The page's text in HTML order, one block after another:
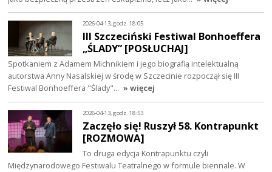
2026-04-13, godz. 18:05
III Szczeciński Festiwal Bonhoeffera
„ŚLADY” [POSŁUCHAJ]
Spotkaniem z Adamem Michnikiem i jego biografią intelektualną
autorstwa Anny Nasalskiej w środę w Szczecinie rozpoczął się III
Festiwal Bonhoeffera "Ślady"… » więcej
2026-04-13, godz. 18:53
Zaczęło się! Ruszył 58. Kontrapunkt
[ROZMOWA]
To druga edycja Kontrapunktu czyli
Międzynarodowego Festiwalu Teatralnego w formule biennale. W